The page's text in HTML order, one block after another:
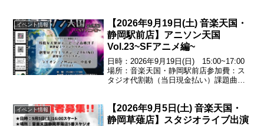
+転換リハ15分）■場所安城RADIO
CLUB■...
イベント情報
【2026年9月19日(土) 音楽天国・
静岡駅前店】アニソン天国
Vol.23~SFアニメ編~
日時：2026年9月19日(日) 15:00~17:00
場所：音楽天国・静岡駅前店参加費：ス
タジオ代割勘（当日現金払い）課題曲残
♪AKINO（創聖のアクエリオン）ライ...
イベント情報
【2026年9月5日(土) 音楽天国・
静岡草薙店】スタジオライブ出演